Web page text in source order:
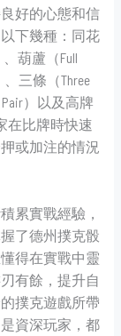
好的心態和信
下幾種：同花
、葫蘆（Full
三條（Three
Pair）以及高牌
在比牌時快速
或加注的情況
累實戰經驗，
了德州撲克骰
得在實戰中靈
有餘，提升自
撲克遊戲所帶
資深玩家，都